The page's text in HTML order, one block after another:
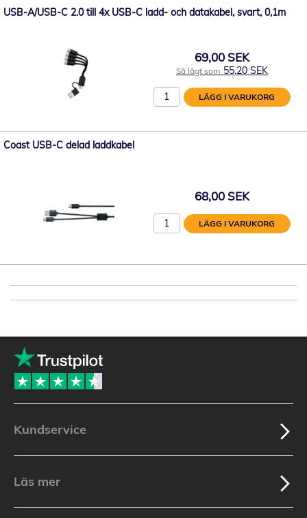
USB-A/USB-C 2.0 till 4x USB-C ladd- och datakabel, svart, 0,1m
69,00 SEK
Så lågt som 55,20 SEK
LÄGG I VARUKORG
Coast USB-C delad laddkabel
68,00 SEK
LÄGG I VARUKORG
Kundservice
Läs mer